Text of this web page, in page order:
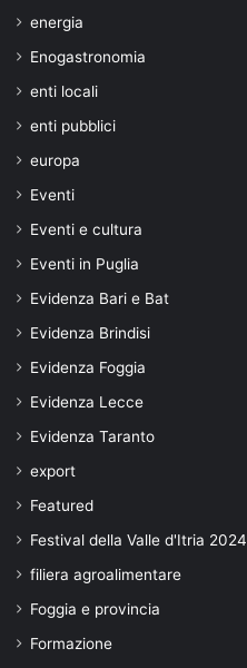
energia
Enogastronomia
enti locali
enti pubblici
europa
Eventi
Eventi e cultura
Eventi in Puglia
Evidenza Bari e Bat
Evidenza Brindisi
Evidenza Foggia
Evidenza Lecce
Evidenza Taranto
export
Featured
Festival della Valle d'Itria 2024
filiera agroalimentare
Foggia e provincia
Formazione